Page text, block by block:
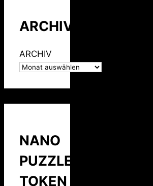
ARCHIV
ARCHIV
NANO
PUZZLE
TOKEN